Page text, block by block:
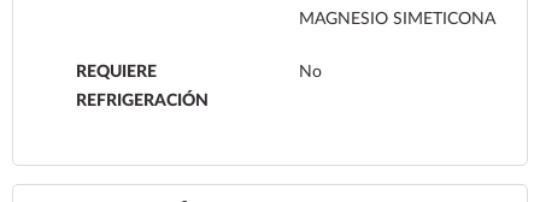
MAGNESIO SIMETICONA
REQUIERE
REFRIGERACIÓN
No